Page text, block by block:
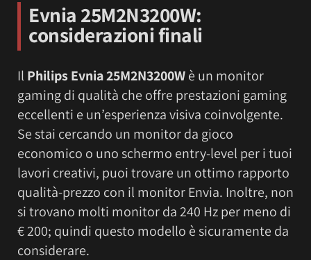
Evnia 25M2N3200W:
considerazioni finali
Il Philips Evnia 25M2N3200Wè un monitor
gaming di qualità che offre prestazioni gaming
eccellenti e un’esperienza visiva coinvolgente.
Se stai cercando un monitor da gioco
economico o uno schermo entry-level per i tuoi
lavori creativi, puoi trovare un ottimo rapporto
qualità-prezzo con il monitor Envia. Inoltre, non
si trovano molti monitor da 240 Hz per meno di
€ 200; quindi questo modello è sicuramente da
considerare.